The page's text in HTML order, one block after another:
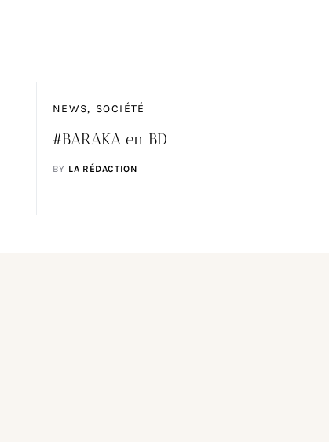
NEWS SOCIÉTÉ
#BARAKA en BD
BY LA RÉDACTION